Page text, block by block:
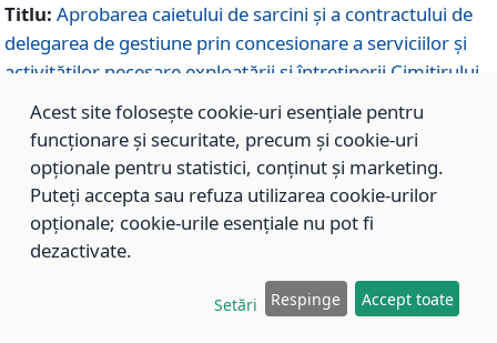
Titlu: Aprobarea caietului de sarcini şi a contractului de
delegarea de gestiune prin concesionare a serviciilor şi
activităţilor necesare exploatării şi întreţinerii Cimitirului
Municipal Braşov situat în str. Dimitrie Anghel nr. 19.
564/29.11.2013
Titlu: Completarea şi modificarea H.C.L. nr. 446/2013,
care s-a aprobat studiul de fundamentare pentru
Acest site folosește cookie-uri esențiale pentru
funcționare și securitate, precum și cookie-uri
opționale pentru statistici, conținut și marketing.
Puteți accepta sau refuza utilizarea cookie-urilor
opționale; cookie-urile esențiale nu pot fi
dezactivate.
Setări Respinge Accept toate